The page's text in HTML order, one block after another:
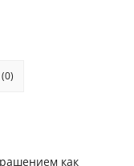
как